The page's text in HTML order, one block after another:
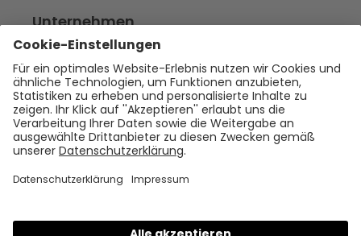
Unternehmen
Empfehlen
Über uns
Presse
Karriere
Rechtliches